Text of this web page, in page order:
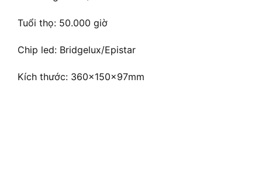
Tuổi thọ: 50.000 giờ
Chip led: Bridgelux/Epistar
Kích thước: 360x150x97mm